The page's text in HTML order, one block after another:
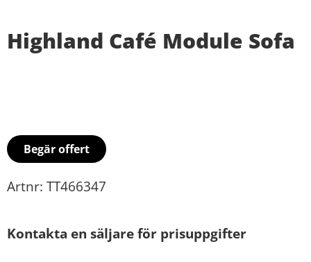
Highland Café Module Sofa
Begär offert
Artnr: TT466347
Kontakta en säljare för prisuppgifter